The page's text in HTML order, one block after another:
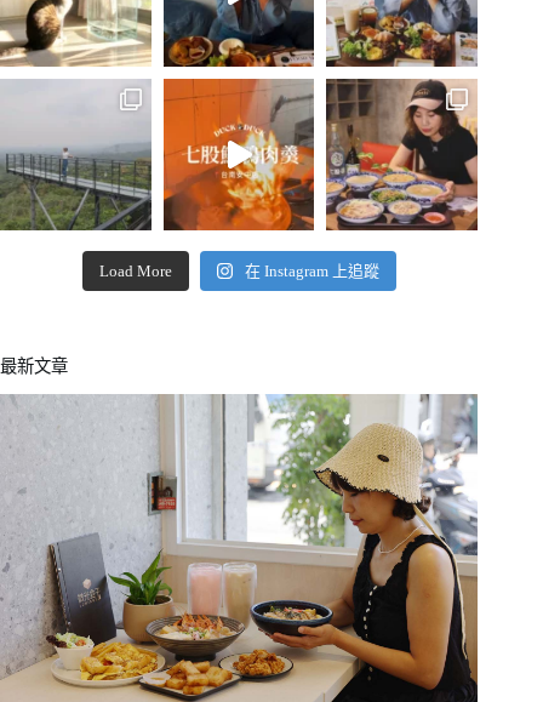
Load More 在 Instagram 上追蹤
最新文章